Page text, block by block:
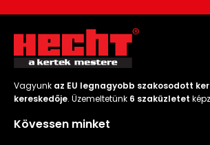
Vagyunk az EU legnagyobb szakosodott
kereskedője. Üzemeltetünk 6 szaküzletet
Kövessen minket